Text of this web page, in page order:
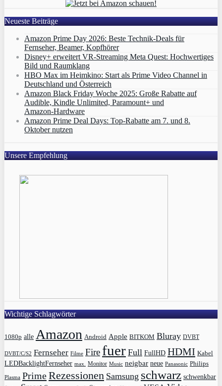
Neueste Beiträge
Amazon Prime Day 2026: Beste Technik-Deals für
Fernseher, Beamer, Kopfhörer
Disney+ erweitert VR‑Streaming Meta Quest: Hochwertiges
Bild und Raumklang
HBO Max im Heimkino: Start als Prime Video Channel in
Deutschland und Österreich
Amazon Black Friday Woche 2025: Große Rabatte auf
Audible, Kindle Unlimited, Paramount+ und
Amazon‑Hardware
Amazon Prime Deal Days: Top-Rabatte am 7. und 8.
Oktober nutzen
Unsere Empfehlung
Wichtige Schlagwörter
1080p alle Amazon Android Apple BITKOM Bluray DVBT
DVBT/C/S2 Fernseher Filme Fire fuer Full FullHD HDMI Kabel
LEDBacklightFernseher max. Monitor Music neigbar neue Panasonic Philips
Plasma PrimeRezessionen Samsung schwarz schwenkbar